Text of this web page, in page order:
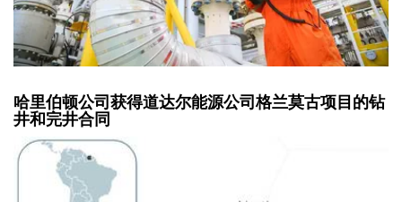
哈里伯顿公司获得道达尔能源公司格兰莫古项目的钻
井和完井合同